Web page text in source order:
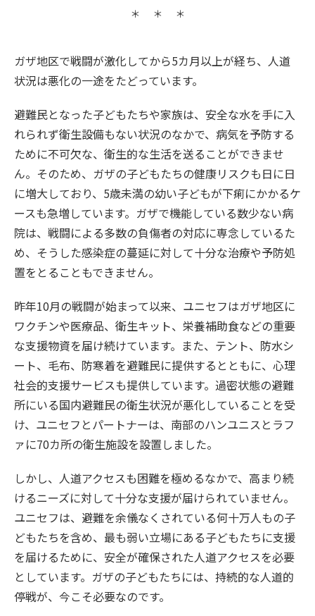
ガザ地区で戦闘が激化してから5カ月以上が経ち、人道
状況は悪化の一途をたどっています。
避難民となった子どもたちや家族は、安全な水を手に入
れられず衛生設備もない状況のなかで、病気を予防する
ために不可欠な、衛生的な生活を送ることができませ
ん。そのため、ガザの子どもたちの健康リスクも日に日
に増大しており、5歳未満の幼い子どもが下痢にかかるケ
ースも急増しています。ガザで機能している数少ない病
院は、戦闘による多数の負傷者の対応に専念しているた
め、そうした感染症の蔓延に対して十分な治療や予防処
置をとることもできません。
昨年10月の戦闘が始まって以来、ユニセフはガザ地区に
ワクチンや医療品、衛生キット、栄養補助食などの重要
な支援物資を届け続けています。また、テント、防水シ
ート、毛布、防寒着を避難民に提供するとともに、心理
社会的支援サービスも提供しています。過密状態の避難
所にいる国内避難民の衛生状況が悪化していることを受
け、ユニセフとパートナーは、南部のハンユニスとラフ
ァに70カ所の衛生施設を設置しました。
しかし、人道アクセスも困難を極めるなかで、高まり続
けるニーズに対して十分な支援が届けられていません。
ユニセフは、避難を余儀なくされている何十万人もの子
どもたちを含め、最も弱い立場にある子どもたちに支援
を届けるために、安全が確保された人道アクセスを必要
としています。ガザの子どもたちには、持続的な人道的
停戦が、今こそ必要なのです。